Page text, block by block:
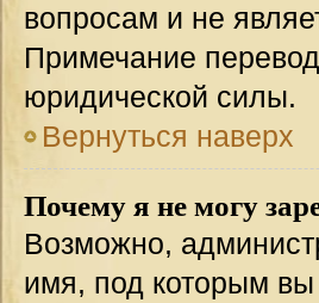
вопросам и не
Примечание
юридической силы.
Вернуться наверх
Почему я не могу
Возможно,
имя, под которым вы